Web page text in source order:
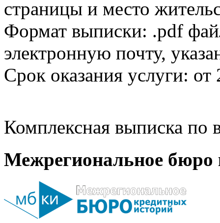
страницы и место
Формат выписки: .pdf
электронную почту,
Срок оказания услуги: от
Комплексная выписка
Межрегиональное бюро